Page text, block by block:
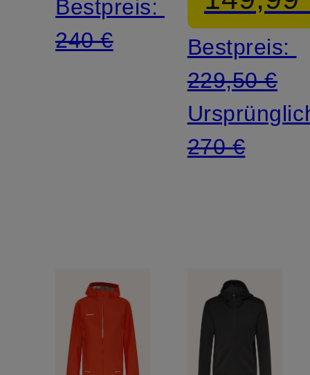
Bestpreis:
240 €
Bestpreis:
229,50 €
270 €